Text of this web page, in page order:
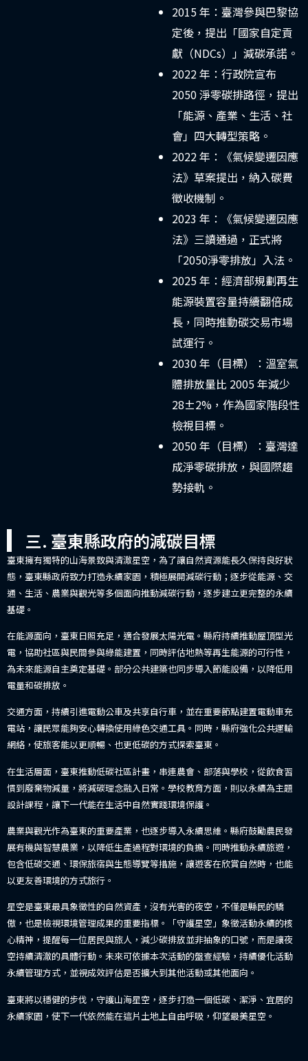
2015 年：臺灣參與巴黎協
定後，提出「國家自定貢
獻（NDCs）」減碳承諾。
2022 年：行政院宣布
2050 淨零碳排路徑，提出
「能源、產業、生活、社
會」四大轉型策略。
2022 年：《氣候變遷因應
法》草案提出，納入碳費
徵收機制。
2023 年：《氣候變遷因應
法》三讀通過，正式將
「2050淨零排放」入法。
2025 年：經濟部規劃再生
能源裝置容量持續翻倍成
長，同時推動碳交易市場
試運行。
2030 年（目標）：溫室氣
體排放量比 2005 年減少
28±2%，作為國家階段性
檢視目標。
2050 年（目標）：臺灣達
成淨零碳排放，與國際趨
勢接軌。
三. 臺東縣政府的減碳目標
臺東擁有獨特的山海景致與清澈星空，為了讓自然資源能長久保持良好狀
態，臺東縣政府致力打造永續家園，積極展開減碳行動；逐步從能源、交
通、生活、農業與觀光等多個面向推動減碳行動，逐步建立更完整的永續
基礎。
在能源面向，臺東日照充足，適合發展太陽光電。縣府持續推動屋頂型光
電，協助社區與民間參與綠能建置，同時評估地熱等再生能源的可行性，
為未來能源自主奠定基礎。部分公共建築也同步導入節能設備，以降低用
電量和碳排放。
交通方面，持續引進電動公車及共享自行車，並在重要節點建置電動車充
電站，讓民眾能夠安心轉換使用綠色交通工具。同時，縣府強化公共運輸
網絡，使旅客能以更順暢、也更低碳的方式探索臺東。
在生活層面，臺東推動低碳社區計畫，串連農會、部落與學校，從飲食習
慣到廢棄物減量，將減碳理念融入日常。學校教育方面，則以永續為主題
設計課程，讓下一代能在生活中自然實踐環境保護。
農業與觀光作為臺東的重要產業，也逐步導入永續思維。縣府鼓勵農民發
展有機與智慧農業，以降低生產過程對環境的負擔。同時推動永續旅遊，
包含低碳交通、環保旅宿與生態導覽等措施，讓遊客在欣賞自然時，也能
以更友善環境的方式旅行。
星空是臺東最具象徵性的自然資產，沒有光害的夜空，不僅是縣民的驕
傲，也是檢視環境管理成果的重要指標。「守護星空」象徵活動永續的核
心精神，提醒每一位居民與旅人，減少碳排放並非抽象的口號，而是讓夜
空持續清澈的具體行動。未來可依據本次活動的盤查經驗，持續優化活動
永續管理方式，並視成效評估是否擴大到其他活動或其他面向。
臺東將以穩健的步伐，守護山海星空，逐步打造一個低碳、潔淨、宜居的
永續家園，使下一代依然能在這片土地上自由呼吸，仰望最美星空。